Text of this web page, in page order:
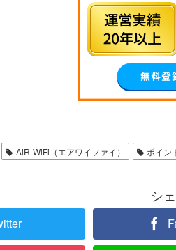
AiR-WiFi（エアワイファイ） ポイン
シ